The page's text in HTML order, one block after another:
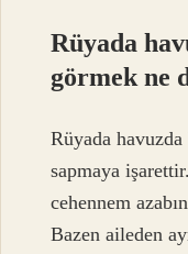
Rüyada
görmek ne
Rüyada
sapmaya
cehennem
Bazen aileden